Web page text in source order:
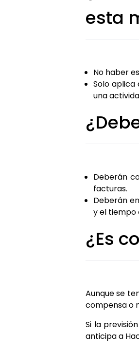
esta
No haber
Solo
una
Deberán
facturas.
Deberán
y el tiempo
¿Es
Aunque se
compensa o
Si la
anticipa a